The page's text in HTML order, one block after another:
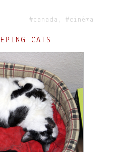
#canada, #cinéma
CATS